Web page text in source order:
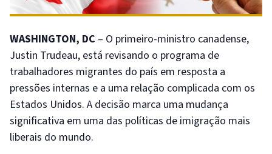
WASHINGTON, DC – O primeiro-ministro canadense,
Justin Trudeau, está revisando o programa de
trabalhadores migrantes do país em resposta a
pressões internas e a uma relação complicada com os
Estados Unidos. A decisão marca uma mudança
significativa em uma das políticas de imigração mais
liberais do mundo.